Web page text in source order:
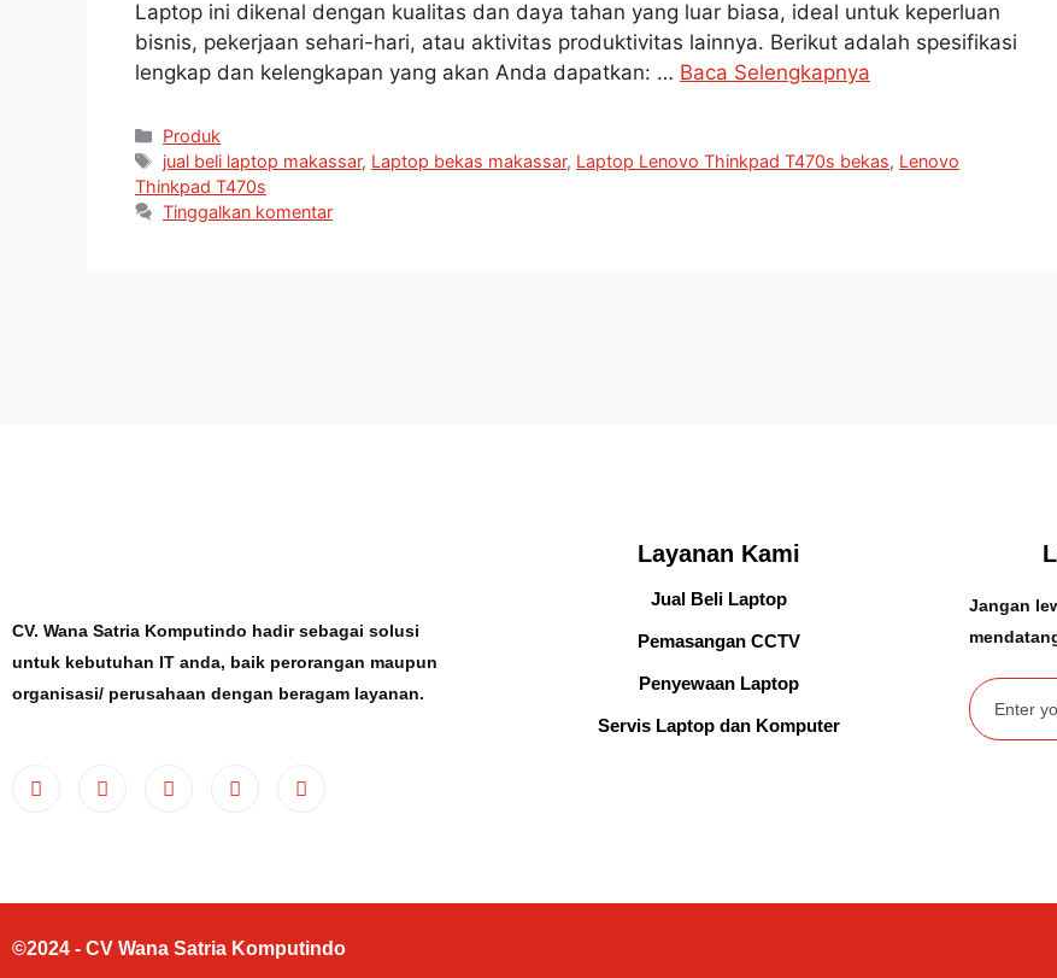
Laptop ini dikenal dengan kualitas dan daya tahan yang luar biasa, ideal untuk keperluan
bisnis, pekerjaan sehari-hari, atau aktivitas produktivitas lainnya. Berikut adalah spesifikasi
lengkap dan kelengkapan yang akan Anda dapatkan: … Baca Selengkapnya
Produk
jual beli laptop makassar, Laptop bekas makassar, Laptop Lenovo Thinkpad T470s bekas, Lenovo
Thinkpad T470s
Tinggalkan komentar
CV. Wana Satria Komputindo hadir sebagai solusi
untuk kebutuhan IT anda, baik perorangan maupun
organisasi/ perusahaan dengan beragam layanan.
Layanan Kami
Jual Beli Laptop
Pemasangan CCTV
Penyewaan Laptop
Servis Laptop dan Komputer
Jangan
©2024 - CV Wana Satria Komputindo